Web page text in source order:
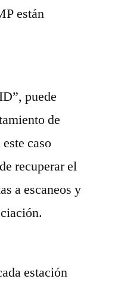
están
puede
de
caso
recuperar el
a escaneos y
estación